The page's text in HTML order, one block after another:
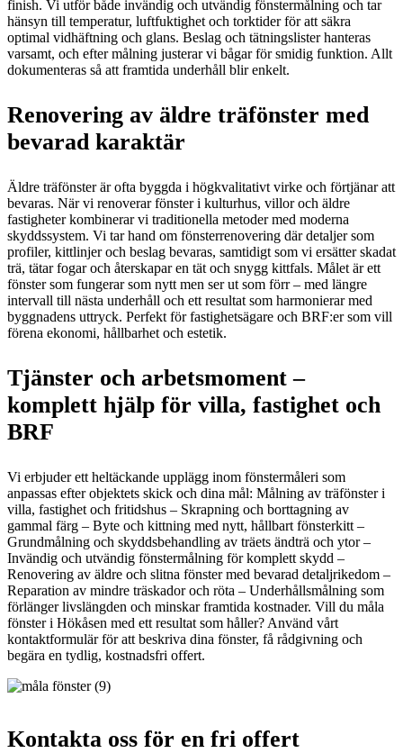
finish. Vi utför både invändig och utvändig fönstermålning och tar
hänsyn till temperatur, luftfuktighet och torktider för att säkra
optimal vidhäftning och glans. Beslag och tätningslister hanteras
varsamt, och efter målning justerar vi bågar för smidig funktion. Allt
dokumenteras så att framtida underhåll blir enkelt.
Renovering av äldre träfönster med
bevarad karaktär
Äldre träfönster är ofta byggda i högkvalitativt virke och förtjänar att
bevaras. När vi renoverar fönster i kulturhus, villor och äldre
fastigheter kombinerar vi traditionella metoder med moderna
skyddssystem. Vi tar hand om fönsterrenovering där detaljer som
profiler, kittlinjer och beslag bevaras, samtidigt som vi ersätter skadat
trä, tätar fogar och återskapar en tät och snygg kittfals. Målet är ett
fönster som fungerar som nytt men ser ut som förr – med längre
intervall till nästa underhåll och ett resultat som harmonierar med
byggnadens uttryck. Perfekt för fastighetsägare och BRF:er som vill
förena ekonomi, hållbarhet och estetik.
Tjänster och arbetsmoment –
komplett hjälp för villa, fastighet och
BRF
Vi erbjuder ett heltäckande upplägg inom fönstermåleri som
anpassas efter objektets skick och dina mål: Målning av träfönster i
villa, fastighet och fritidshus – Skrapning och borttagning av
gammal färg – Byte och kittning med nytt, hållbart fönsterkitt –
Grundmålning och skyddsbehandling av träets ändträ och ytor –
Invändig och utvändig fönstermålning för komplett skydd –
Renovering av äldre och slitna fönster med bevarad detaljrikedom –
Reparation av mindre träskador och röta – Underhållsmålning som
förlänger livslängden och minskar framtida kostnader. Vill du måla
fönster i Hökåsen med ett resultat som håller? Använd vårt
kontaktformulär för att beskriva dina fönster, få rådgivning och
begära en tydlig, kostnadsfri offert.
Kontakta oss för en fri offert